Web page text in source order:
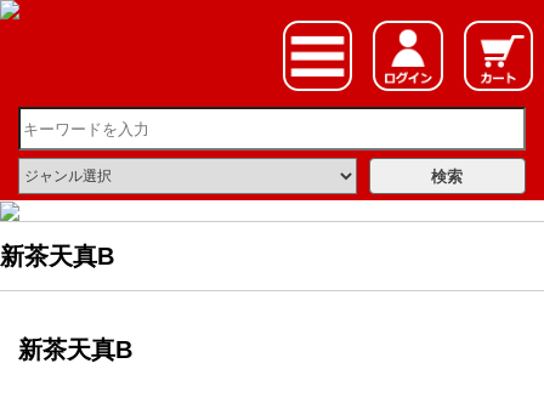
新茶天真B
新茶天真B